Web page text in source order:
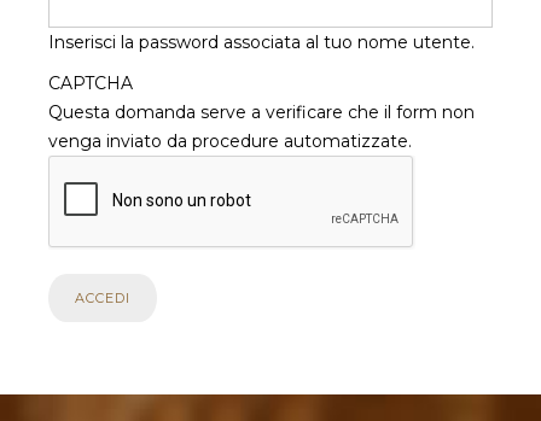
Inserisci la password associata al tuo nome utente.
CAPTCHA
Questa domanda serve a verificare che il form non
venga inviato da procedure automatizzate.